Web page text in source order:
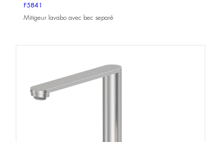
F5841
Mitigeur lavabo avec bec separé